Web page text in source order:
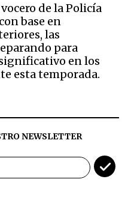
de la Policía
base en
las
para
en los
esta temporada.
NEWSLETTER